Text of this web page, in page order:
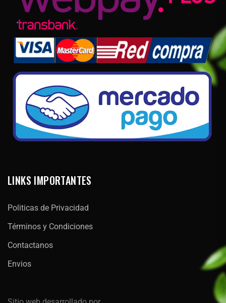
LINKS IMPORTANTES
Politicas de Privacidad
Términos y Condiciones
Contactanos
Envios